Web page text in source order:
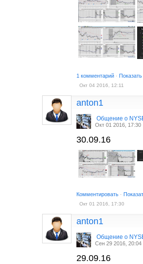
1 комментарий ·
Окт 04 2016, 12:11
anton1
Общение о
Окт 01 2016, 17:30
30.09.16
Комментировать ·
Окт 01 2016, 17:30
anton1
Общение о
Сен 29 2016, 20:04
29.09.16